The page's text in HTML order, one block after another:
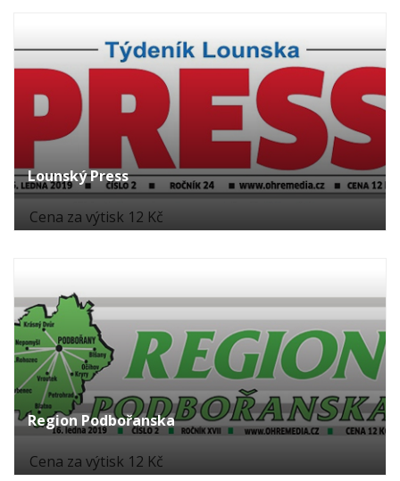
Lounský Press
Cena za výtisk 12 Kč
Region Podbořanska
Cena za výtisk 12 Kč